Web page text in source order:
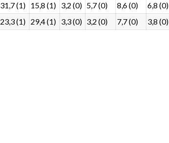
31,7 (1) 15,8 (1) 3,2 (0) 5,7 (0) 8,6 (0) 6,8 (0)
23,3 (1) 29,4 (1) 3,3 (0) 3,2 (0) 7,7 (0) 3,8 (0)